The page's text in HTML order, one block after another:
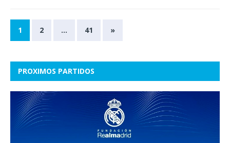
1 2 … 41 »
PROXIMOS PARTIDOS